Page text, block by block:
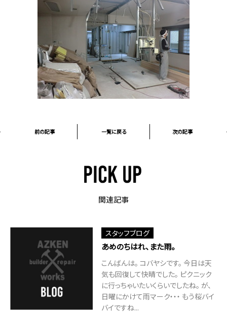
前の記事 一覧に戻る 次の記事
関連記事
スタッフブログ
あめのちはれ、また雨。
こんばんは。 コバヤシです。 今日は天
気も回復して快晴でした。 ピクニック
に行っちゃいたいくらいでしたね。 が、
日曜にかけて雨マーク・・・ もう桜バイ
バイですね...